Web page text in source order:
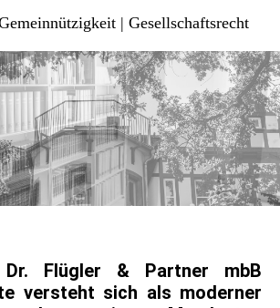
| Gesellschaftsrecht
Dr. Flügler & Partner mbB
versteht sich als moderner